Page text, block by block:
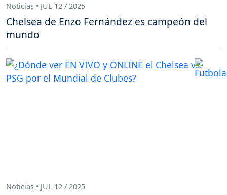
Noticias • JUL 12 / 2025
Chelsea de Enzo Fernández es campeón del
mundo
Noticias • JUL 12 / 2025